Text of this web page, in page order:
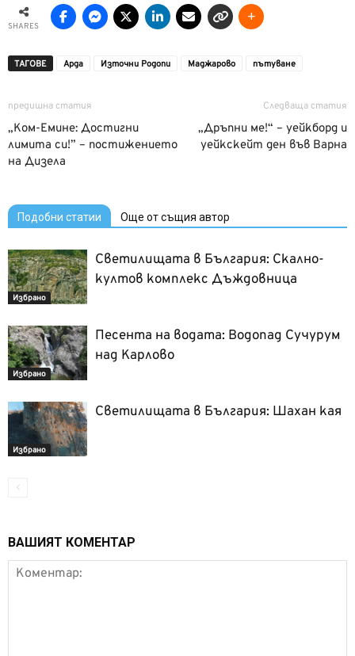
SHARES
ТАГОВЕ Арда Източни Родопи Маджарово пътуване
предишна статия
„Ком-Емине: Достигни
лимита си!” – постижението
на Дизела
Следваща статия
„Дръпни ме!“ – уейкборд и
уейкскейт ден във Варна
Подобни статии Още от същия автор
Избрано
Светилищата в България: Скално-
култов комплекс Дъждовница
Избрано
Песента на водата: Водопад Сучурум
над Карлово
Избрано
Светилищата в България: Шахан кая
ВАШИЯТ КОМЕНТАР